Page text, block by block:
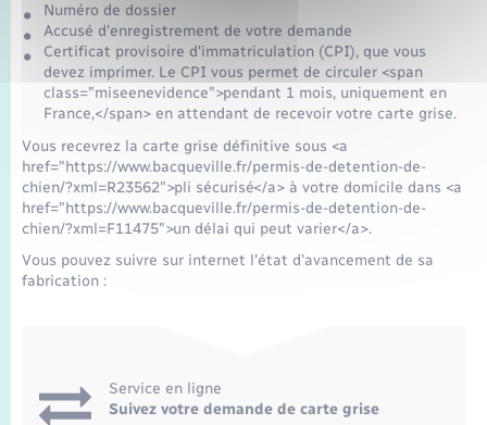
Numéro de dossier
Accusé d'enregistrement de votre demande
Certificat provisoire d'immatriculation (CPI), que vous
devez imprimer. Le CPI vous permet de circuler <span
class="miseenevidence">pendant 1 mois, uniquement en
France,</span> en attendant de recevoir votre carte grise.
Vous recevrez la carte grise définitive sous <a
href="https://www.bacqueville.fr/permis-de-detention-de-
chien/?xml=R23562">pli sécurisé</a> à votre domicile dans <a
href="https://www.bacqueville.fr/permis-de-detention-de-
chien/?xml=F11475">un délai qui peut varier</a>.
Vous pouvez suivre sur internet l'état d'avancement de sa
fabrication :
Service en ligne
Suivez votre demande de carte grise